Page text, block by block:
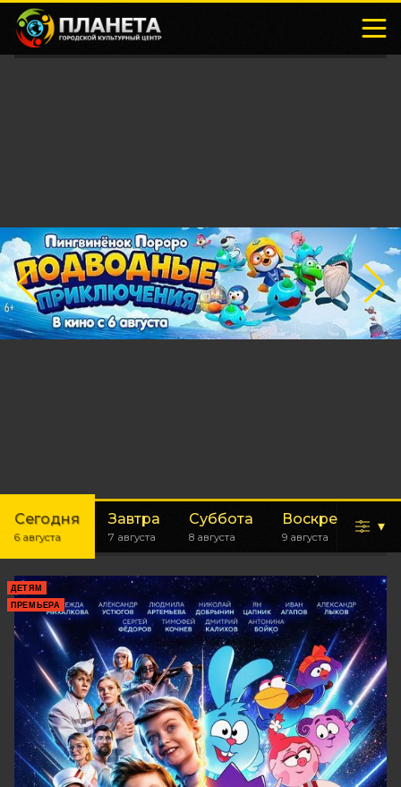
Сегодня
6 августа
Завтра
7 августа
Суббота
8 августа
Воскресенье
9 августа
▾
ДЕТЯМ
ПРЕМЬЕРА